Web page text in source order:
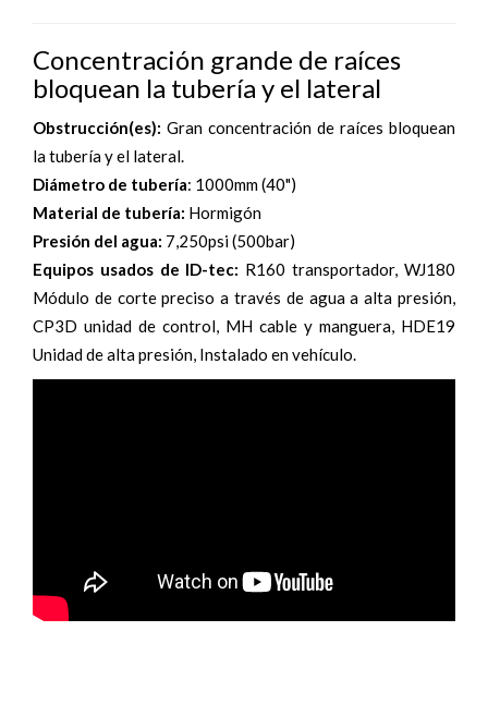
Concentración grande de raíces
bloquean la tubería y el lateral
Obstrucción(es): Gran concentración de raíces bloquean
la tubería y el lateral.
Diámetro de tubería: 1000mm (40")
Material de tubería: Hormigón
Presión del agua: 7,250psi (500bar)
Equipos usados de ID-tec: R160 transportador, WJ180
Módulo de corte preciso a través de agua a alta presión,
CP3D unidad de control, MH cable y manguera, HDE19
Unidad de alta presión, Instalado en vehículo.